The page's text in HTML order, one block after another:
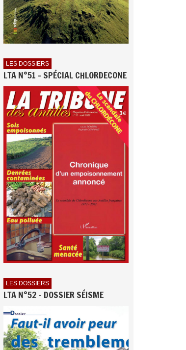
LES DOSSIERS
LTA N°51 - SPÉCIAL CHLORDECONE
LES DOSSIERS
LTA N°52 - DOSSIER SÉISME